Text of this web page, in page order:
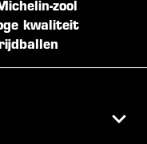
zool
kwaliteit